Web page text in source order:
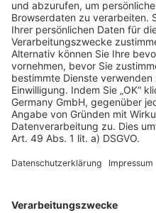
Cookie Einstellungen
Rechtliches
AGB-Übersicht
Datenschutz
Impressum
Services